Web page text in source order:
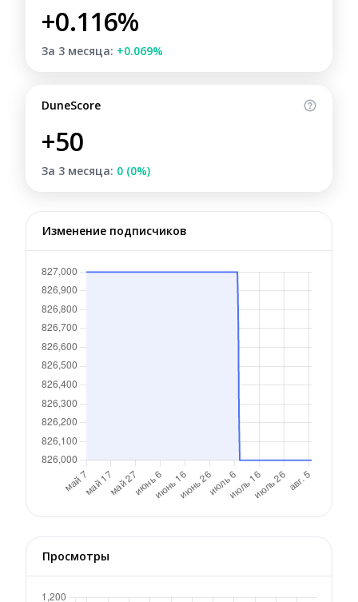
+0.116%
За 3 месяца: +0.069%
DuneScore
+50
За 3 месяца: 0 (0%)
Изменение подписчиков
Просмотры